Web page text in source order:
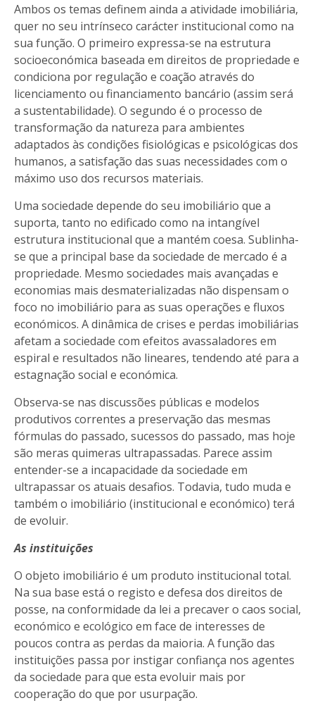
Ambos os temas definem ainda a atividade imobiliária,
quer no seu intrínseco carácter institucional como na
sua função. O primeiro expressa-se na estrutura
socioeconómica baseada em direitos de propriedade e
condiciona por regulação e coação através do
licenciamento ou financiamento bancário (assim será
a sustentabilidade). O segundo é o processo de
transformação da natureza para ambientes
adaptados às condições fisiológicas e psicológicas dos
humanos, a satisfação das suas necessidades com o
máximo uso dos recursos materiais.
Uma sociedade depende do seu imobiliário que a
suporta, tanto no edificado como na intangível
estrutura institucional que a mantém coesa. Sublinha-
se que a principal base da sociedade de mercado é a
propriedade. Mesmo sociedades mais avançadas e
economias mais desmaterializadas não dispensam o
foco no imobiliário para as suas operações e fluxos
económicos. A dinâmica de crises e perdas imobiliárias
afetam a sociedade com efeitos avassaladores em
espiral e resultados não lineares, tendendo até para a
estagnação social e económica.
Observa-se nas discussões públicas e modelos
produtivos correntes a preservação das mesmas
fórmulas do passado, sucessos do passado, mas hoje
são meras quimeras ultrapassadas. Parece assim
entender-se a incapacidade da sociedade em
ultrapassar os atuais desafios. Todavia, tudo muda e
também o imobiliário (institucional e económico) terá
de evoluir.
As instituições
O objeto imobiliário é um produto institucional total.
Na sua base está o registo e defesa dos direitos de
posse, na conformidade da lei a precaver o caos social,
económico e ecológico em face de interesses de
poucos contra as perdas da maioria. A função das
instituições passa por instigar confiança nos agentes
da sociedade para que esta evoluir mais por
cooperação do que por usurpação.